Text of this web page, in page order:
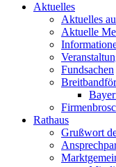
Aktuelles
Aktuelles
Aktuelle
Fundsachen
Rathaus
Grußwort